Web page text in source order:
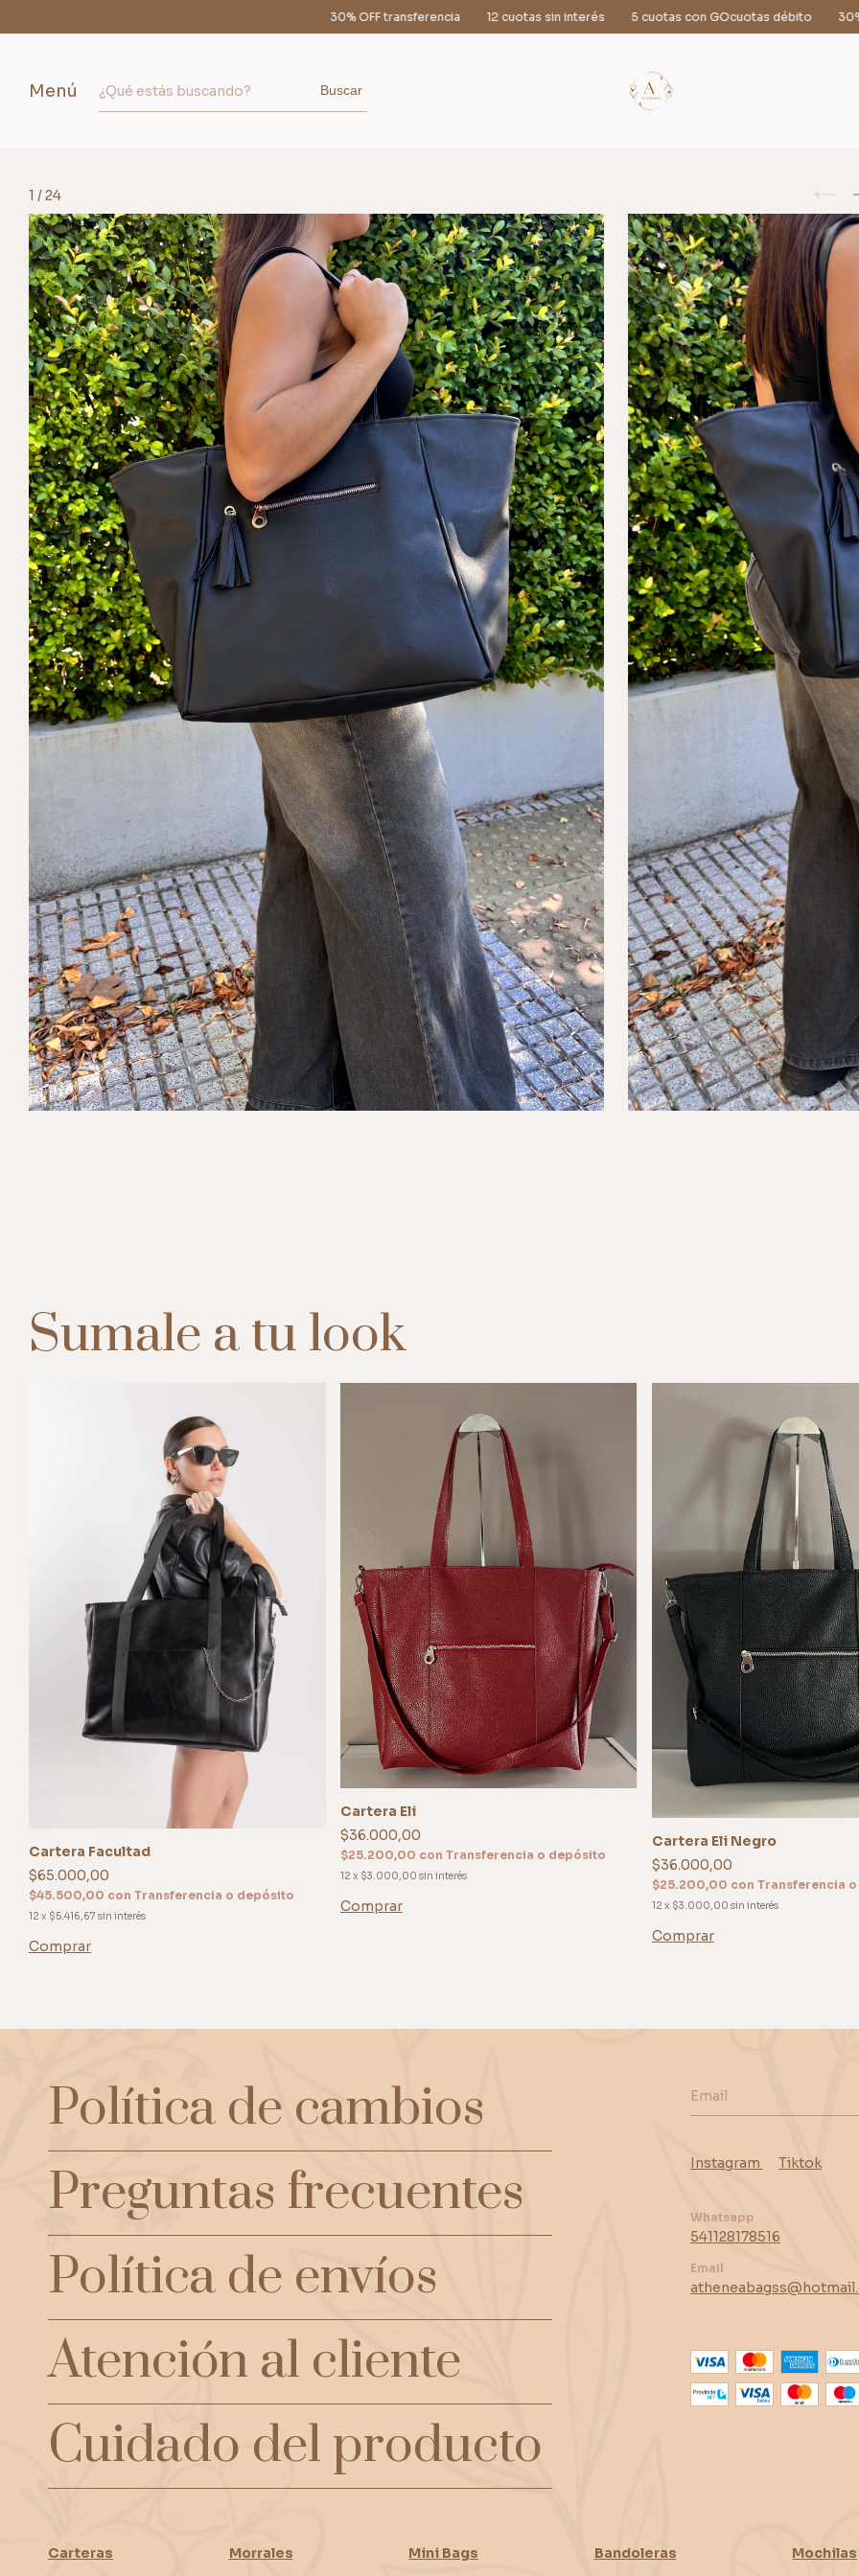
30% OFF transferencia 12 cuotas sin interés 5 cuotas con GOcuotas débito 30% OFF transferencia
Menú Buscar
1 /24
Sumale a tu look
Cartera Facultad
$65.000,00
$45.500,00 con Transferencia o depósito
12 x $5.416,67 sin interés
Comprar
Cartera Eli
$36.000,00
$25.200,00 con Transferencia o depósito
12 x $3.000,00 sin interés
Comprar
Cartera Eli Negro
$36.000,00
$25.200,00 con Transferencia
12 x $3.000,00 sin interés
Comprar
Política de cambios
Preguntas frecuentes
Política de envíos
Atención al cliente
Cuidado del producto
Instagram Tiktok
Whatsapp
541128178516
Email
Carteras Morrales Mini Bags Bandoleras Mochilas